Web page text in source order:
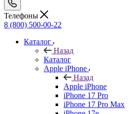
Телефоны
8 (800) 500-00-22
Каталог
Назад
Каталог
Apple iPhone
Назад
Apple iPhone
iPhone 17 Pro
iPhone 17 Pro Max